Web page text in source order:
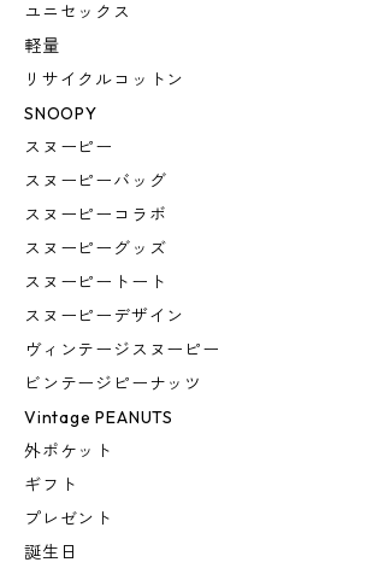
ユニセックス
軽量
リサイクルコットン
SNOOPY
スヌーピー
スヌーピーバッグ
スヌーピーコラボ
スヌーピーグッズ
スヌーピートート
スヌーピーデザイン
ヴィンテージスヌーピー
ビンテージピーナッツ
Vintage PEANUTS
外ポケット
ギフト
プレゼント
誕生日